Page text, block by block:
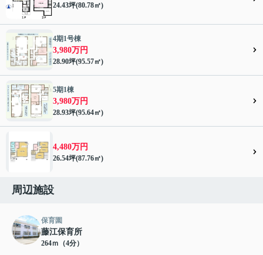
24.43坪(80.78㎡)
4期1号棟
3,980万円
28.90坪(95.57㎡)
5期1棟
3,980万円
28.93坪(95.64㎡)
4,480万円
26.54坪(87.76㎡)
周辺施設
保育園
藤江保育所
264ｍ（4分）